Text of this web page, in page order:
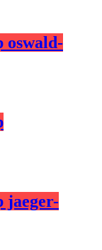
oswald-
jaeger-